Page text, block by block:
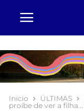
Início ÚLTIMAS
proíbe de ver a filha...